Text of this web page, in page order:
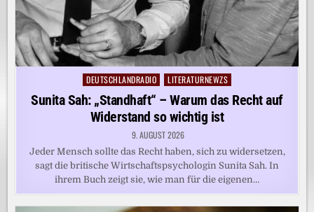
Posted
in
DEUTSCHLANDRADIO LITERATURNEWZS
Sunita Sah: „Standhaft“ – Warum das Recht auf
Widerstand so wichtig ist
9. AUGUST 2026
Jeder Mensch sollte das Recht haben, sich zu widersetzen,
sagt die britische Wirtschaftspsychologin Sunita Sah. In
ihrem Buch zeigt sie, wie man für die eigenen…